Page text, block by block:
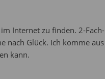
Internet zu finden. 2-Fach-
nach Glück. Ich komme aus
kann.